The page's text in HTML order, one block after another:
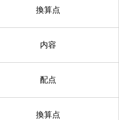
換算点
内容
配点
換算点